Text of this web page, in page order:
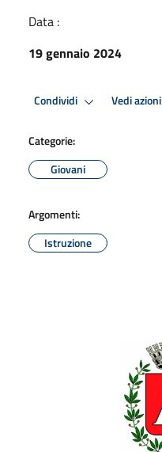
Data :
19 gennaio 2024
Condividi Vedi azioni
Categorie:
Giovani
Argomenti:
Istruzione